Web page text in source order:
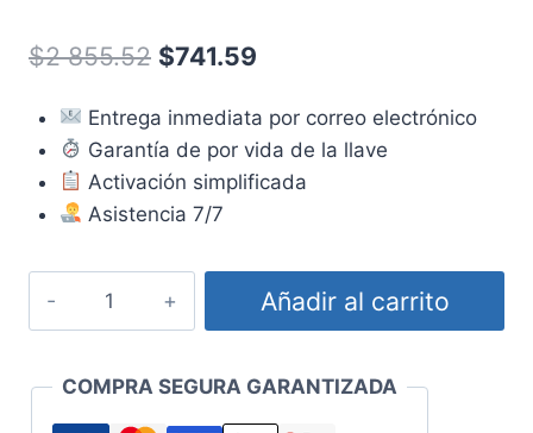
$2 855.52 El
original
era:
$2
$741.59
actual
es:
Entrega inmediata por correo electrónico
Garantía de por vida de la llave
Activación simplificada
Asistencia 7/7
2025
Añadir al carrito
COMPRA SEGURA GARANTIZADA